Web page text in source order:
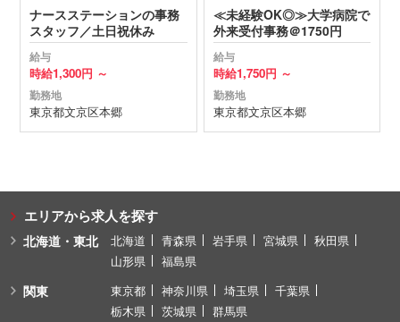
ナースステーションの事務
スタッフ／土日祝休み
給与
時給1,300円 ～
勤務地
東京都文京区本郷
≪未経験OK◎≫大学病院で
外来受付事務＠1750円
給与
時給1,750円 ～
勤務地
東京都文京区本郷
エリアから求人を探す
北海道・東北 北海道 青森県 岩手県 宮城県
秋田県
山形県
福島県
関東 東京都 神奈川県 埼玉県
千葉県
栃木県
茨城県 群馬県